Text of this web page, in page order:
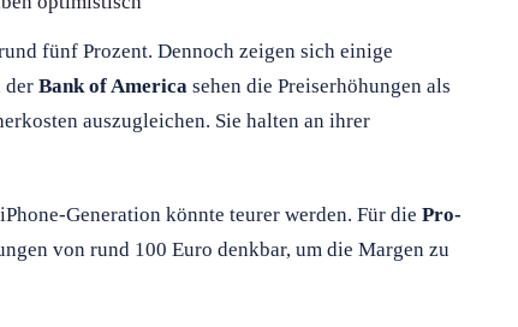
fünf Prozent. Dennoch zeigen sich einige
der Bank of America sehen die Preiserhöhungen als
auszugleichen. Sie halten an ihrer
Generation könnte teurer werden. Für die Pro-
von rund 100 Euro denkbar, um die Margen zu